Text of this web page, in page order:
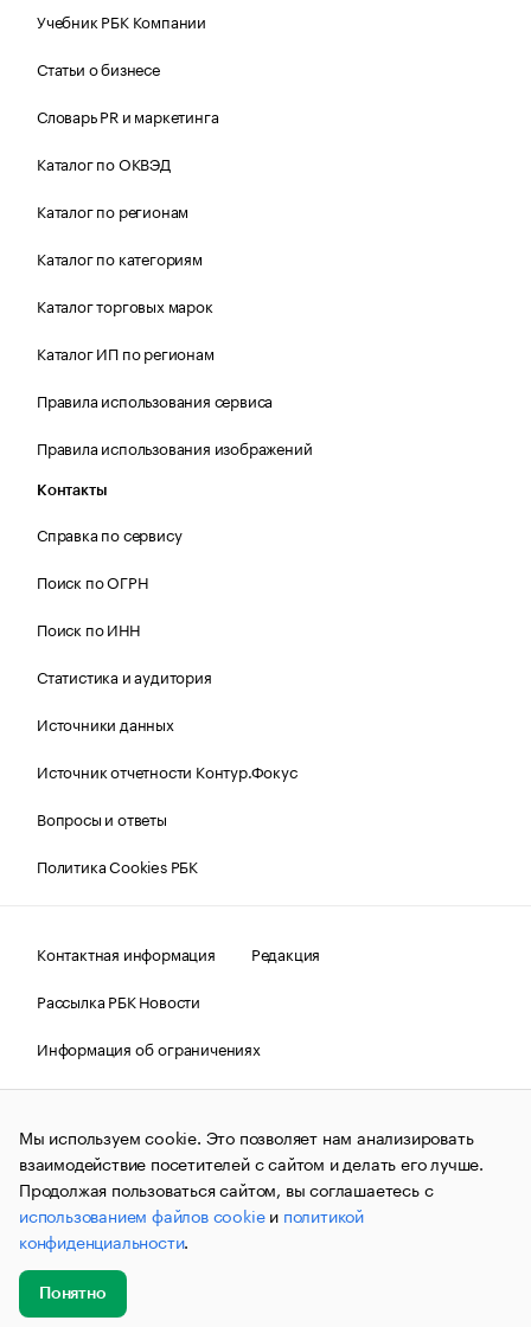
Учебник РБК Компании
Статьи о бизнесе
Словарь PR и маркетинга
Каталог по ОКВЭД
Каталог по регионам
Каталог по категориям
Каталог торговых марок
Каталог ИП по регионам
Правила использования сервиса
Правила использования изображений
Контакты
Справка по сервису
Поиск по ОГРН
Поиск по ИНН
Статистика и аудитория
Источники данных
Источник отчетности Контур.Фокус
Вопросы и ответы
Политика Cookies РБК
Контактная информация
Редакция
Рассылка РБК Новости
Информация об ограничениях
Правовая информация
О соблюдении авторских прав
© АО «РОСБИЗНЕСКОНСАЛТИНГ»,1995–2026.Сообщения
и материалы информационного агентства «РБК»
(зарегистрировано Федеральной службой по надзору в сфере
связи, информационных технологий и массовых
коммуникаций (Роскомнадзор) 09.12.2015 за номером ИА
№ФС77-63848) сопровождаются пометкой «РБК». Отдельные
публикации могут содержать информацию,
не предназначенную для пользователей
до 18 лет.
Мы используем cookie. Это позволяет нам анализировать
взаимодействие посетителей с сайтом и делать его лучше.
Продолжая пользоваться сайтом, вы соглашаетесь с
использованием файлов cookieи политикой
конфиденциальности.
Понятно